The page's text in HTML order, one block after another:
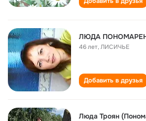
ЛЮДА
46 лет,ЛИСИЧЬЕ
Добавить в друзья
Люда Троян